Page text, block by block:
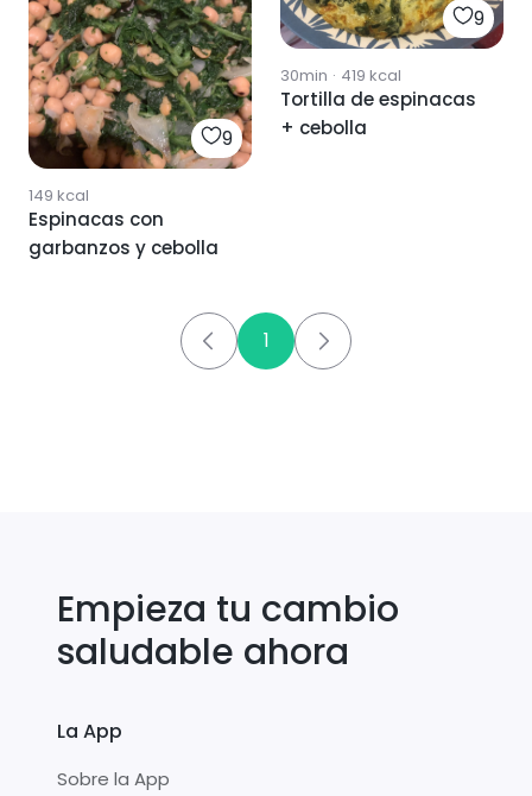
9
149 kcal
Espinacas con
garbanzos y cebolla
9
30min · 419 kcal
Tortilla de espinacas
+ cebolla
1
Empieza tu cambio
saludable ahora
La App
Sobre la App